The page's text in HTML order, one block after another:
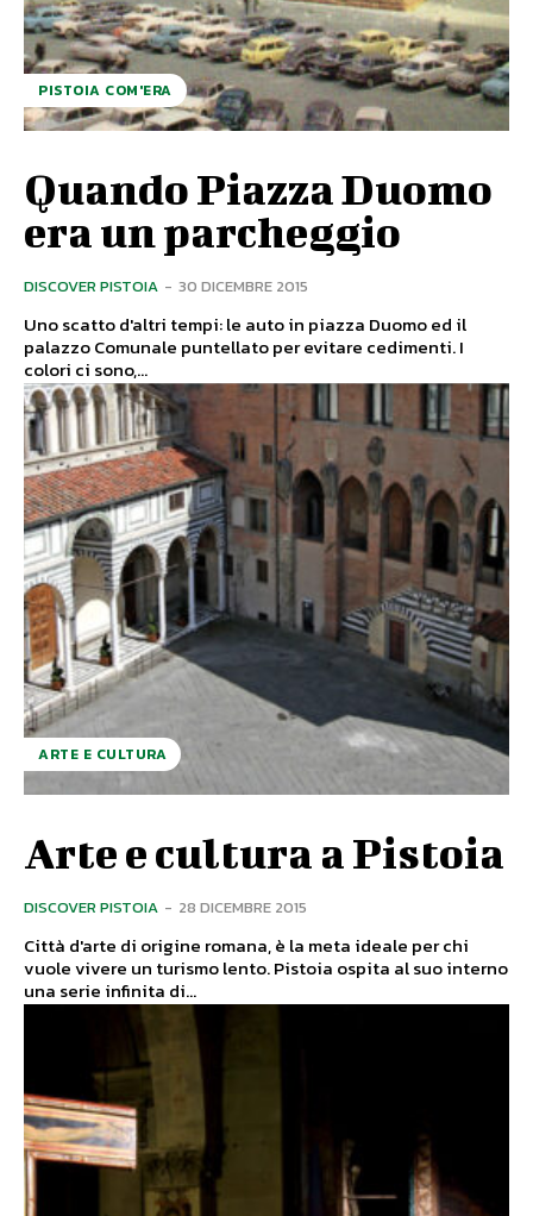
PISTOIA COM'ERA
Quando Piazza Duomo
era un parcheggio
DISCOVER PISTOIA - 30 DICEMBRE 2015
Uno scatto d'altri tempi: le auto in piazza Duomo ed il
palazzo Comunale puntellato per evitare cedimenti. I
colori ci sono,...
ARTE E CULTURA
Arte e cultura a Pistoia
DISCOVER PISTOIA - 28 DICEMBRE 2015
Città d'arte di origine romana, è la meta ideale per chi
vuole vivere un turismo lento. Pistoia ospita al suo interno
una serie infinita di...